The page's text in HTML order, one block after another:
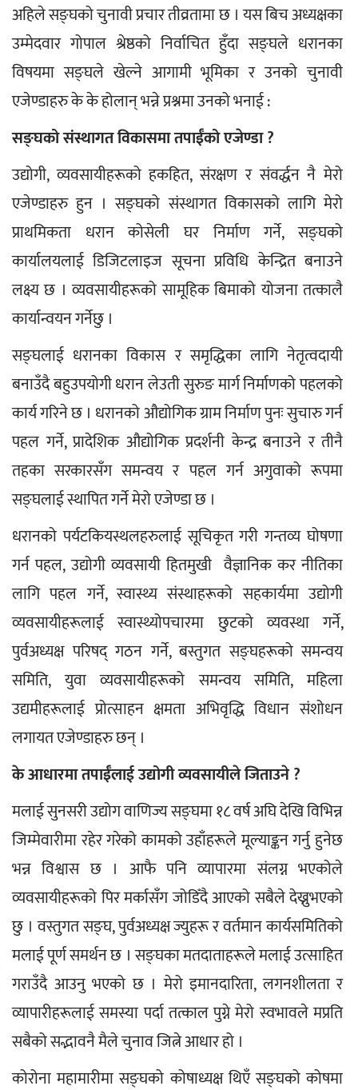
अहिले सङ्घको चुनावी प्रचार तीव्रतामा छ । यस बिच अध्यक्षका
उम्मेदवार गोपाल श्रेष्ठको निर्वाचित हुँदा सङ्घले धरानका
विषयमा सङ्घले खेल्ने आगामी भूमिका र उनको चुनावी
एजेण्डाहरु के के होलान् भन्ने प्रश्नमा उनको भनाई :
सङ्घको संस्थागत विकासमा तपाईँको एजेण्डा ?
उद्योगी, व्यवसायीहरूको हकहित, संरक्षण र संवर्द्धन नै मेरो
एजेण्डाहरु हुन । सङ्घको संस्थागत विकासको लागि मेरो
प्राथमिकता धरान कोसेली घर निर्माण गर्ने, सङ्घको
कार्यालयलाई डिजिटलाइज सूचना प्रविधि केन्द्रित बनाउने
लक्ष्य छ । व्यवसायीहरूको सामूहिक बिमाको योजना तत्कालै
कार्यान्वयन गर्नेछु ।
सङ्घलाई धरानका विकास र समृद्धिका लागि नेतृत्वदायी
बनाउँदै बहुउपयोगी धरान लेउती सुरुङ मार्ग निर्माणको पहलको
कार्य गरिने छ । धरानको औद्योगिक ग्राम निर्माण पुनः सुचारु गर्न
पहल गर्ने, प्रादेशिक औद्योगिक प्रदर्शनी केन्द्र बनाउने र तीनै
तहका सरकारसँग समन्वय र पहल गर्न अगुवाको रूपमा
सङ्घलाई स्थापित गर्ने मेरो एजेण्डा छ ।
धरानको पर्यटकियस्थलहरुलाई सूचिकृत गरी गन्तव्य घोषणा
गर्न पहल, उद्योगी व्यवसायी हितमुखी  वैज्ञानिक कर नीतिका
लागि पहल गर्ने, स्वास्थ्य संस्थाहरूको सहकार्यमा उद्योगी
व्यवसायीहरूलाई स्वास्थ्योपचारमा छुटको व्यवस्था गर्ने,
पुर्वअध्यक्ष परिषद् गठन गर्ने, बस्तुगत सङ्घहरूको समन्वय
समिति, युवा व्यवसायीहरूको समन्वय समिति, महिला
उद्यमीहरूलाई प्रोत्साहन क्षमता अभिवृद्धि विधान संशोधन
लगायत एजेण्डाहरु छन् ।
के आधारमा तपाईँलाई उद्योगी व्यवसायीले जिताउने ?
मलाई सुनसरी उद्योग वाणिज्य सङ्घमा १८ वर्ष अघि देखि विभिन्न
जिम्मेवारीमा रहेर गरेको कामको उहाँहरूले मूल्याङ्कन गर्नु हुनेछ
भन्न विश्वास छ । आफै पनि व्यापारमा संलग्न भएकोले
व्यवसायीहरूको पिर मर्कासँग जोडिँदै आएको सबैले देख्नुभएको
छु । वस्तुगत सङ्घ, पुर्वअध्यक्ष ज्युहरू र वर्तमान कार्यसमितिको
मलाई पूर्ण समर्थन छ । सङ्घका मतदाताहरूले मलाई उत्साहित
गराउँदै आउनु भएको छ । मेरो इमानदारिता, लगनशीलता र
व्यापारीहरूलाई समस्या पर्दा तत्काल पुग्ने मेरो स्वभावले मप्रति
सबैको सद्भावनै मैले चुनाव जित्ने आधार हो ।
कोरोना महामारीमा सङ्घको कोषाध्यक्ष थिएँ सङ्घको कोषमा